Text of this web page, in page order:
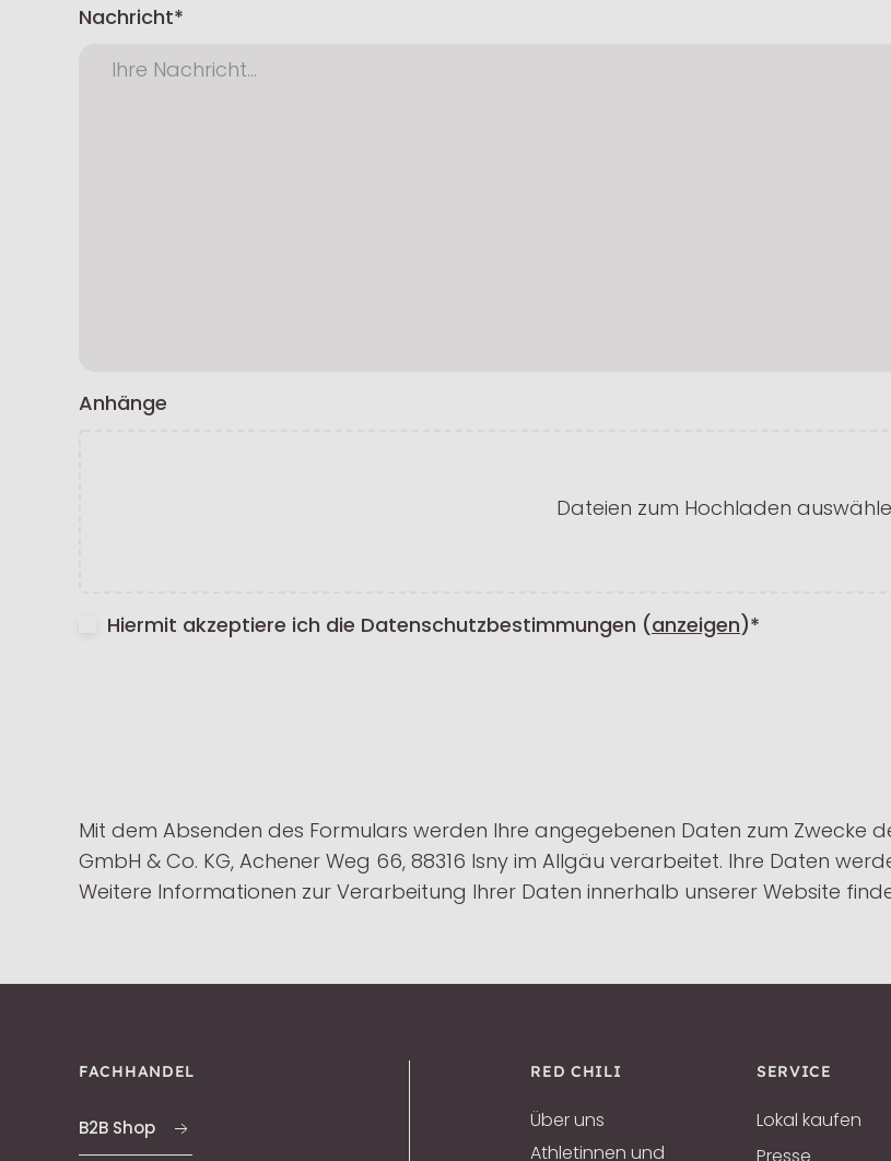
Nachricht
Anhänge
Dateien zum Hochladen
Hiermit akzeptiere ich die Datenschutzbestimmungen (anzeigen)
Mit dem Absenden des Formulars werden Ihre angegebenen Daten zum Zwecke
GmbH & Co. KG, Achener Weg 66, 88316 Isny im Allgäu verarbeitet. Ihre Daten
Weitere Informationen zur Verarbeitung Ihrer Daten innerhalb unserer Website
FACHHANDEL
B2B Shop
RED CHILI
Über uns
Athletinnen und
SERVICE
Lokal kaufen